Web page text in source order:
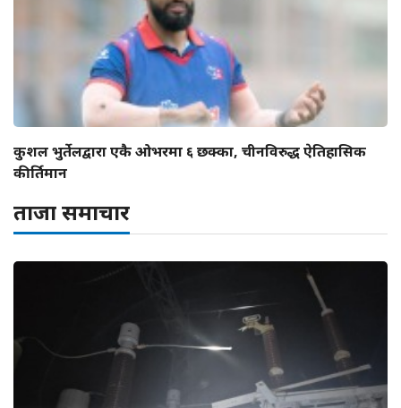
कुशल भुर्तेलद्वारा एकै ओभरमा ६ छक्का, चीनविरुद्ध ऐतिहासिक
कीर्तिमान
ताजा समाचार